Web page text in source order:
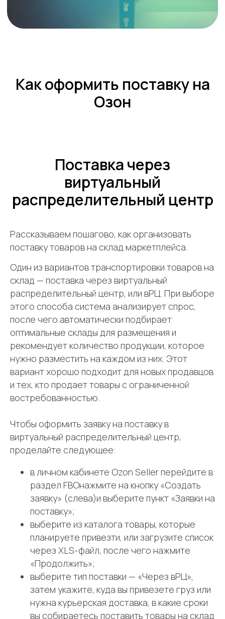
Как оформить поставку на
Oзoн
Поставка через
виртуальный
распределительный центр
Рассказываем пошагово, как организовать
поставку товаров на склад маркетплейса.
Один из вариантов транспортировки товаров на
склад — поставка через виртуальный
распределительный центр, или вРЦ. При выборе
этого способа система анализирует спрос,
после чего автоматически подбирает
оптимальные склады для размещения и
рекомендует количество продукции, которое
нужно разместить на каждом из них. Этот
вариант хорошо подходит для новых продавцов
и тех, кто продает товары с ограниченной
востребованностью.
Чтобы оформить заявку на поставку в
виртуальный распределительный центр,
проделайте следующее:
в личном кабинете Ozon Seller перейдите в
раздел FBOнажмите на кнопку «Создать
заявку» (слева)и выберите пункт «Заявки на
поставку»;
выберите из каталога товары, которые
планируете привезти, или загрузите список
через XLS-файл, после чего нажмите
«Продолжить»;
выберите тип поставки — «Через вРЦ»,
затем укажите, куда вы привезете груз или
нужна курьерская доставка, в какие сроки
вы собираетесь поставить товары на склад